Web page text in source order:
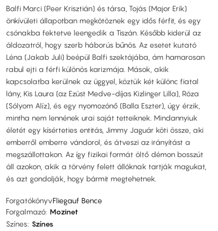
Balfi Marci (Peer Krisztián) és társa, Tojás (Major Erik)
önkívületi állapotban megkötöznek egy idős férfit, és egy
csónakba fektetve leengedik a Tiszán. Később kiderül az
áldozatról, hogy szerb háborús bűnös. Az esetet kutató
Léna (Jakab Juli) beépül Balfi szektájába, ám hamarosan
rabul ejti a férfi különös karizmája. Mások, akik
kapcsolatba kerülnek az üggyel, köztük két különc fiatal
lány, Kis Laura (az Ezüst Medve-díjas Kizlinger Lilla), Róza
(Sólyom Alíz), és egy nyomozónő (Balla Eszter), úgy érzik,
mintha nem lennének urai saját tetteiknek. Mindannyiuk
életét egy kísérteties entitás, Jimmy Jaguár köti össze, aki
emberről emberre vándorol, és átveszi az irányítást a
megszállottakon. Az így fizikai formát öltő démon bosszút
áll azokon, akik a törvény felett állóknak tartják magukat,
és azt gondolják, hogy bármit megtehetnek.
ForgatókönyvFliegauf Bence
Forgalmazó Mozinet
Színes Színes